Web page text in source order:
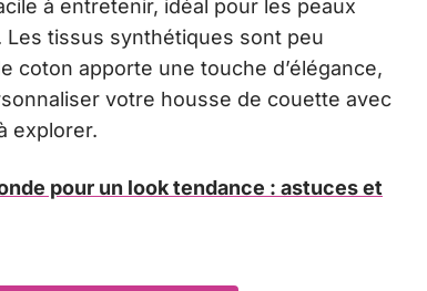
à entretenir, idéal pour les peaux
tissus synthétiques sont peu
coton apporte une touche d’élégance,
votre housse de couette avec
explorer.
pour un look tendance : astuces et